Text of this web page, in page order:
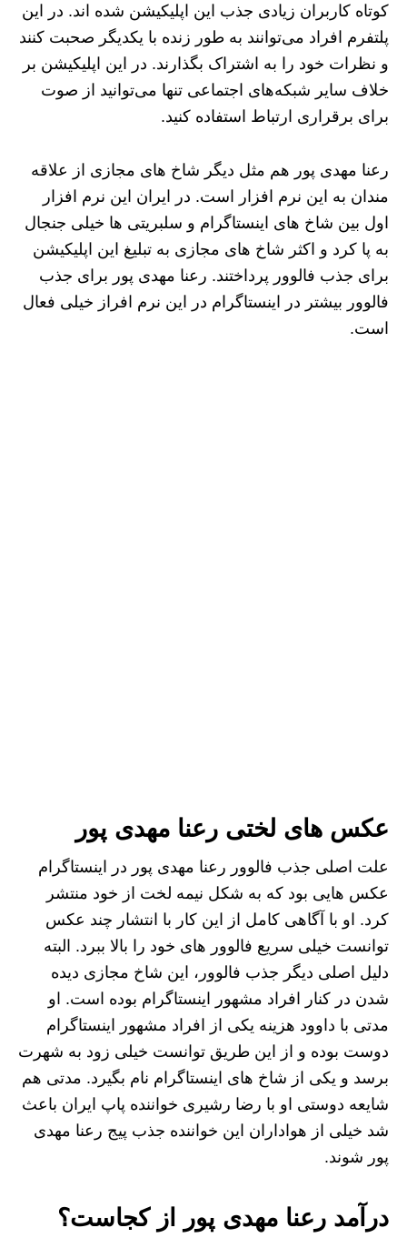
کوتاه کاربران زیادی جذب این اپلیکیشن شده اند. در این
پلتفرم افراد می‌توانند به طور زنده با یکدیگر صحبت کنند
و نظرات خود را به اشتراک بگذارند. در این اپلیکیشن بر
خلاف سایر شبکه‌های اجتماعی تنها می‌توانید از صوت
برای برقراری ارتباط استفاده کنید.
رعنا مهدی پور هم مثل دیگر شاخ های مجازی از علاقه
مندان به این نرم افزار است. در ایران این نرم افزار
اول بین شاخ های اینستاگرام و سلبریتی ها خیلی جنجال
به پا کرد و اکثر شاخ های مجازی به تبلیغ این اپلیکیشن
برای جذب فالوور پرداختند. رعنا مهدی پور برای جذب
فالوور بیشتر در اینستاگرام در این نرم افراز خیلی فعال
است.
عکس های لختی رعنا مهدی پور
علت اصلی جذب فالوور رعنا مهدی پور در اینستاگرام
عکس هایی بود که به شکل نیمه لخت از خود منتشر
کرد. او با آگاهی کامل از این کار با انتشار چند عکس
توانست خیلی سریع فالوور های خود را بالا ببرد. البته
دلیل اصلی دیگر جذب فالوور، این شاخ مجازی دیده
شدن در کنار افراد مشهور اینستاگرام بوده است. او
مدتی با داوود هزینه یکی از افراد مشهور اینستاگرام
دوست بوده و از این طریق توانست خیلی زود به شهرت
برسد و یکی از شاخ های اینستاگرام نام بگیرد. مدتی هم
شایعه دوستی او با رضا رشیری خواننده پاپ ایران باعث
شد خیلی از هواداران این خواننده جذب پیج رعنا مهدی
پور شوند.
درآمد رعنا مهدی پور از کجاست؟